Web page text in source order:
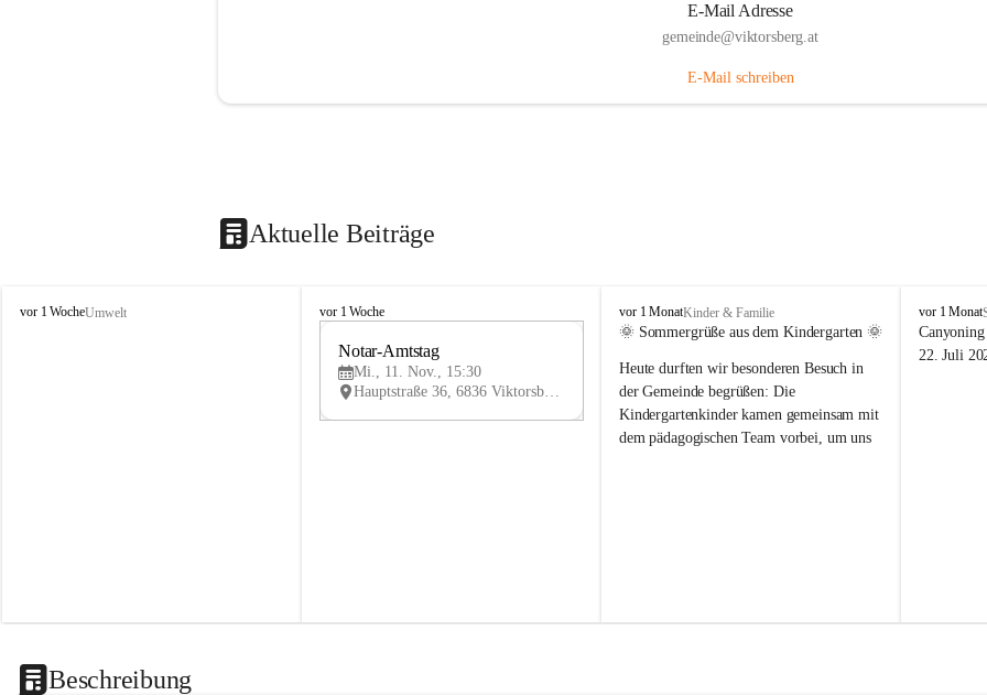
E-Mail Adresse
gemeinde@viktorsberg.at
E-Mail schreiben
Aktuelle Beiträge
V
vor 1 WocheUmwelt
V
vor 1 Woche
V
Notar-Amtstag
Mi., 11. Nov., 15:30
Hauptstraße 36, 6836 Viktorsberg, AUT
V
i
t
o
r
s
vor 1 MonatKinder & Familie
🌞 Sommergrüße aus dem Kindergarten 🌞
Heute durften wir besonderen Besuch in
der Gemeinde begrüßen: Die
Kindergartenkinder kamen gemeinsam mit
dem pädagogischen Team vorbei, um uns
V
i
k
vor 1 Monat
22. Juli
Beschreibung